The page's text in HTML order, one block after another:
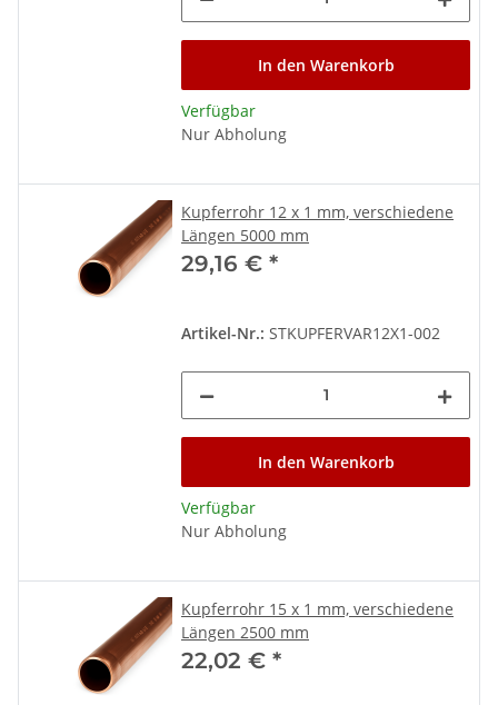
In den Warenkorb
Verfügbar
Nur Abholung
Kupferrohr 12 x 1 mm, verschiedene
Längen 5000 mm
29,16 € *
Artikel-Nr.: STKUPFERVAR12X1-002
In den Warenkorb
Verfügbar
Nur Abholung
Kupferrohr 15 x 1 mm, verschiedene
Längen 2500 mm
22,02 € *